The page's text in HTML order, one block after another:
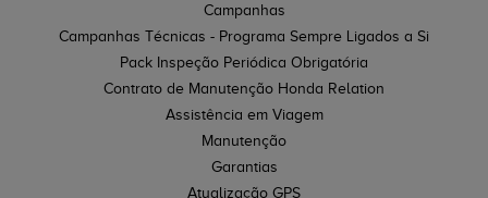
Campanhas
Campanhas Técnicas - Programa Sempre Ligados a Si
Pack Inspeção Periódica Obrigatória
Contrato de Manutenção Honda Relation
Assistência em Viagem
Manutenção
Garantias
Atualização GPS